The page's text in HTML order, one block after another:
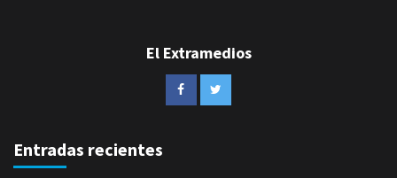
El Extramedios
Entradas recientes